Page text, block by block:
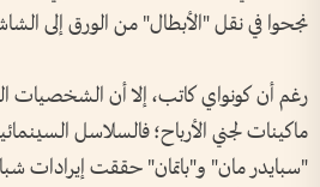
نجحوا في نقل "الأبطال" من الورق إلى
رغم أن كونواي كاتب، إلا أن الشخصيات
ماكينات لجني الأرباح؛ فالسلاسل